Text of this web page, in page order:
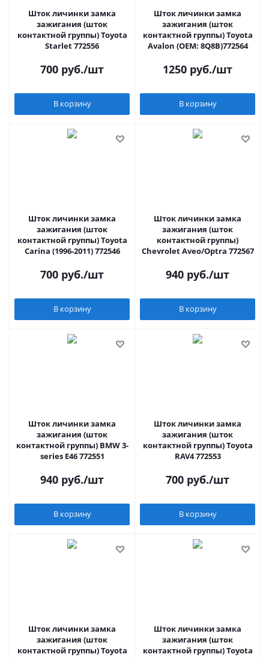
Шток личинки замка
зажигания (шток
контактной группы) Toyota
Starlet 772556
700 руб./шт
В корзину
Шток личинки замка
зажигания (шток
контактной группы) Toyota
Avalon (OEM: 8Q8B)772564
1250 руб./шт
В корзину
Шток личинки замка
зажигания (шток
контактной группы) Toyota
Carina (1996-2011) 772546
700 руб./шт
В корзину
Шток личинки замка
зажигания (шток
контактной группы)
Chevrolet Aveo/Optra 772567
940 руб./шт
В корзину
Шток личинки замка
зажигания (шток
контактной группы) BMW 3-
series E46 772551
940 руб./шт
В корзину
Шток личинки замка
зажигания (шток
контактной группы) Toyota
RAV4 772553
700 руб./шт
В корзину
Шток личинки замка
зажигания (шток
контактной группы) Toyota
Шток личинки замка
зажигания (шток
контактной группы) Toyota